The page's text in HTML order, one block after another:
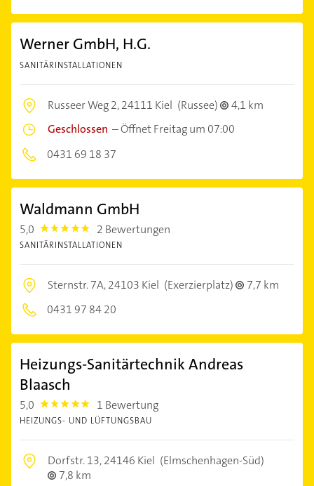
Werner GmbH, H.G.
SANITÄRINSTALLATIONEN
Russeer Weg 2,24111 Kiel (Russee)
4,1 km
Geschlossen –Öffnet Freitag um 07:00
0431 69 18 37
Waldmann GmbH
5,0 5.0 2 Bewertungen
SANITÄRINSTALLATIONEN
Sternstr. 7A,24103 Kiel (Exerzierplatz)
7,7 km
0431 97 84 20
Heizungs-Sanitärtechnik Andreas
Blaasch
5,0 5.0 1 Bewertung
HEIZUNGS- UND LÜFTUNGSBAU
Dorfstr. 13,24146 Kiel (Elmschenhagen-Süd)
7,8 km